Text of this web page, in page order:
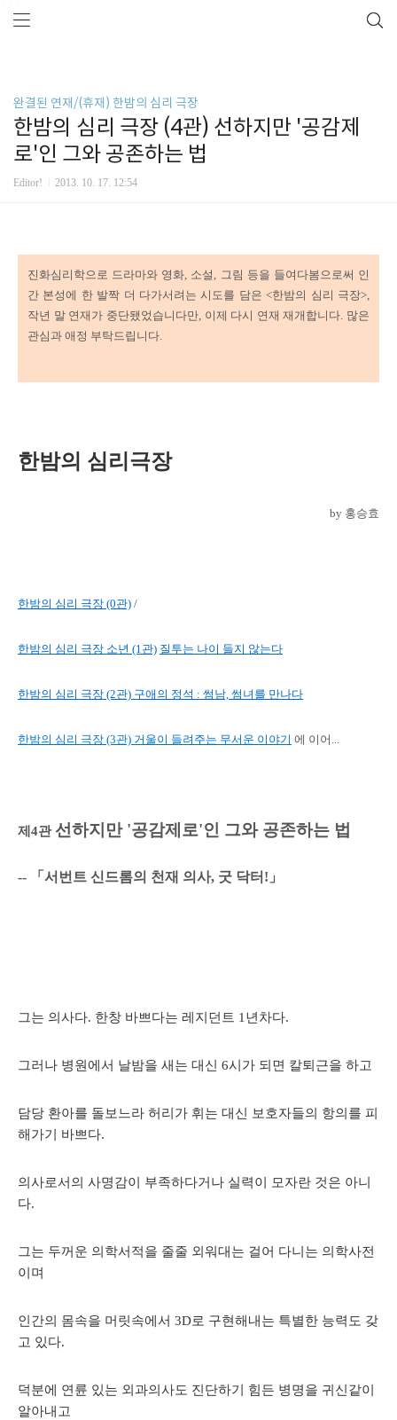
완결된 연재/(휴재) 한밤의 심리 극장
한밤의 심리 극장 (4관) 선하지만 '공감제
로'인 그와 공존하는 법
Editor! 2013. 10. 17. 12:54
진화심리학으로 드라마와 영화, 소설, 그림 등을 들여다봄으로써 인
간 본성에 한 발짝 더 다가서려는 시도를 담은 <한밤의 심리 극장>,
작년 말 연재가 중단됐었습니다만, 이제 다시 연재 재개합니다. 많은
관심과 애정 부탁드립니다.
한밤의 심리극장
by 홍승효
한밤의 심리 극장 (0관) /
한밤의 심리 극장 소년 (1관) 질투는 나이 들지 않는다
한밤의 심리 극장 (2관) 구애의 정석 : 썸남, 썸녀를 만나다
한밤의 심리 극장 (3관) 거 울이 들려주는 무서운 이야기 에 이어...
제4관선하지만 '공감제로'인 그와 공존하는 법
-- 「 서번트 신드롬의 천재 의사, 굿 닥터! 」
그는 의사다. 한창 바쁘다는 레지던트 1년차다.
그러나 병원에서 날밤을 새는 대신 6시가 되면 칼퇴근을 하고
담당 환아를 돌보느라 허리가 휘는 대신 보호자들의 항의를 피
해가기 바쁘다.
의사로서의 사명감이 부족하다거나 실력이 모자란 것은 아니
다.
그는 두꺼운 의학서적을 줄줄 외워대는 걸어 다니는 의학사전
이며
인간의 몸속을 머릿속에서 3D로 구현해내는 특별한 능력도 갖
고 있다.
덕분에 연륜 있는 외과의사도 진단하기 힘든 병명을 귀신같이
알아내고